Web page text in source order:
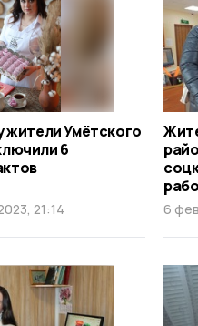
жители Умётского
6
21:14 6